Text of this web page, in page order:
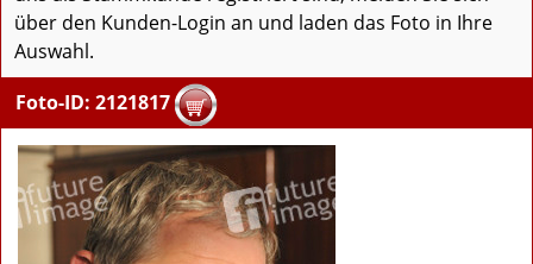
über den Kunden-Login an und laden das Foto in Ihre
Auswahl.
Foto-ID: 2121817